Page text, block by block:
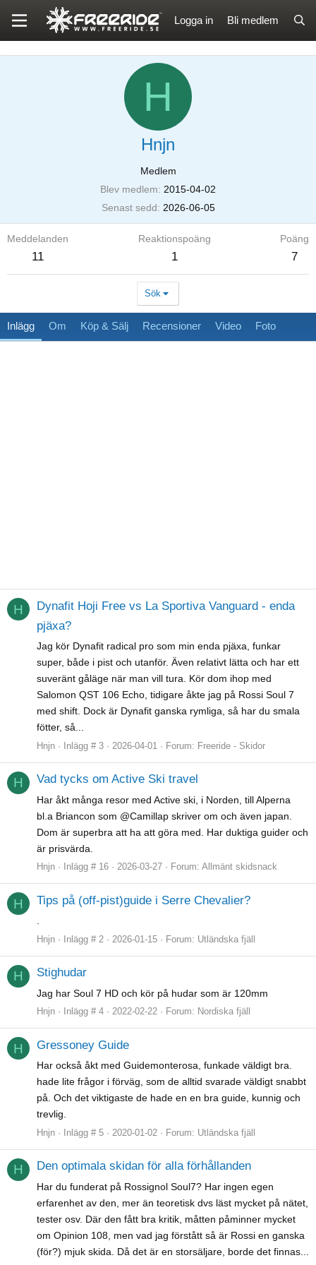
Logga in Bli medlem
H
Hnjn
Medlem
Blev medlem
2015-04-02
Senast sedd
2026-06-05
Meddelanden
11
Reaktionspoäng
1
Poäng
7
Sök
Inlägg Om Köp & Sälj Recensioner Video Foto
H
Dynafit Hoji Free vs La Sportiva Vanguard - enda
pjäxa?
Jag kör Dynafit radical pro som min enda pjäxa, funkar
super, både i pist och utanför. Även relativt lätta och har ett
suveränt gåläge när man vill tura. Kör dom ihop med
Salomon QST 106 Echo, tidigare åkte jag på Rossi Soul 7
med shift. Dock är Dynafit ganska rymliga, så har du smala
fötter, så...
Hnjn Inlägg # 3 2026-04-01 Forum: Freeride - Skidor
H Vad tycks om Active Ski travel
Har åkt många resor med Active ski, i Norden, till Alperna
bl.a Briancon som @Camillap skriver om och även japan.
Dom är superbra att ha att göra med. Har duktiga guider och
är prisvärda.
Hnjn Inlägg # 16 2026-03-27 Forum: Allmänt skidsnack
H Tips på (off-pist)guide i Serre Chevalier?
Hnjn Inlägg # 2 2026-01-15 Forum: Utländska fjäll
H Stighudar
Jag har Soul 7 HD och kör på hudar som är 120mm
Hnjn Inlägg # 4 2022-02-22 Forum: Nordiska fjäll
H Gressoney Guide
Har också åkt med Guidemonterosa, funkade väldigt bra.
hade lite frågor i förväg, som de alltid svarade väldigt snabbt
på. Och det viktigaste de hade en en bra guide, kunnig och
trevlig.
Hnjn Inlägg # 5 2020-01-02 Forum: Utländska fjäll
H Den optimala skidan för alla förhållanden
Har du funderat på Rossignol Soul7? Har ingen egen
erfarenhet av den, mer än teoretisk dvs läst mycket på nätet,
tester osv. Där den fått bra kritik, måtten påminner mycket
om Opinion 108, men vad jag förstått så är Rossi en ganska
(för?) mjuk skida. Då det är en storsäljare, borde det finnas...